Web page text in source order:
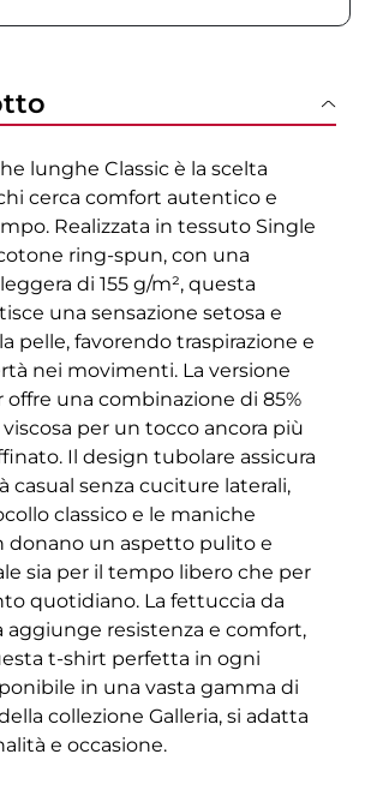
lunghe Classic è la scelta
cerca comfort autentico e
Realizzata in tessuto Single
ring-spun, con una
di 155 g/m², questa
una sensazione setosa e
pelle, favorendo traspirazione e
nei movimenti. La versione
offre una combinazione di 85%
viscosa per un tocco ancora più
Il design tubolare assicura
casual senza cuciture laterali,
classico e le maniche
donano un aspetto pulito e
sia per il tempo libero che per
quotidiano. La fettuccia da
aggiunge resistenza e comfort,
t-shirt perfetta in ogni
in una vasta gamma di
collezione Galleria, si adatta
e occasione.